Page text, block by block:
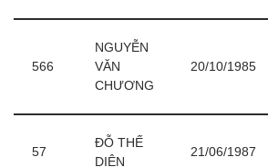
566
NGUYỄN
VĂN
CHƯƠNG
20/10/1985
57
ĐỖ THẾ
DIỆN
21/06/1987